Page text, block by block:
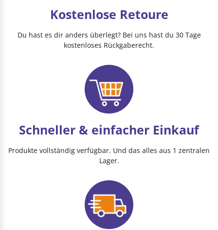
Kostenlose Retoure
Du hast es dir anders überlegt? Bei uns hast du 30 Tage
kostenloses Rückgaberecht.
Schneller & einfacher Einkauf
Produkte vollständig verfügbar. Und das alles aus 1 zentralen
Lager.